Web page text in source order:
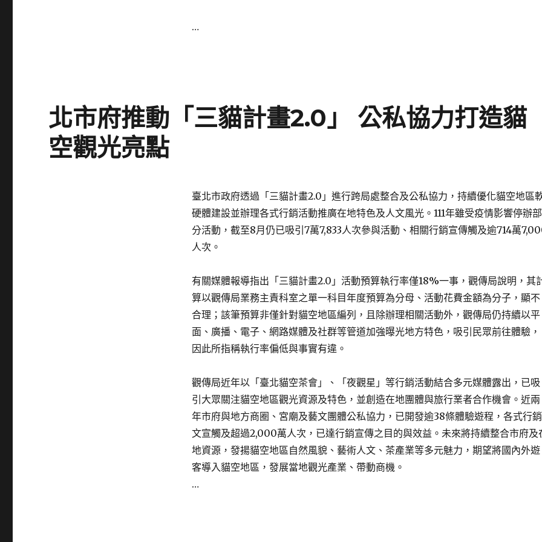
…
北市府推動「三貓計畫2.0」 公私協力打造貓
空觀光亮點
臺北市政府透過「三貓計畫2.0」進行跨局處整合及公私協力，持續優化貓空地區
硬體建設並辦理各式行銷活動推廣在地特色及人文風光。111年雖受疫情影響停辦部
分活動，截至8月仍已吸引7萬7,833人次參與活動、相關行銷宣傳觸及逾714萬
人次。
有關媒體報導指出「三貓計畫2.0」活動預算執行率僅18%一事，觀傳局說明，其
算以觀傳局業務主責科室之單一科目年度預算為分母、活動花費金額為分子，顯不
合理；該筆預算非僅針對貓空地區編列，且除辦理相關活動外，觀傳局仍持續以平
面、廣播、電子、網路媒體及社群等管道加強曝光地方特色，吸引民眾前往體驗，
因此所指稱執行率偏低與事實有違。
觀傳局近年以「臺北貓空茶會」、「夜觀星」等行銷活動結合多元媒體露出，已吸
引大眾關注貓空地區觀光資源及特色，並創造在地團體與旅行業者合作機會。近兩
年市府與地方商圈、宮廟及藝文團體公私協力，已開發逾38條體驗遊程，各式行銷
文宣觸及超過2,000萬人次，已達行銷宣傳之目的與效益。未來將持續整合市府及
地資源，發揚貓空地區自然風貌、藝術人文、茶產業等多元魅力，期望將國內外遊
客導入貓空地區，發展當地觀光產業、帶動商機。
…